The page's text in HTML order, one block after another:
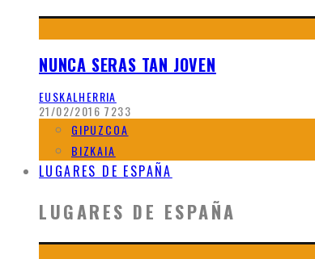
NUNCA SERAS TAN JOVEN
EUSKALHERRIA
21/02/2016 7233
GIPUZCOA
BIZKAIA
LUGARES DE ESPAÑA
LUGARES DE ESPAÑA